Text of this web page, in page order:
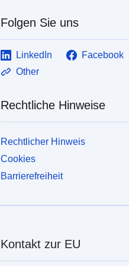
συμπληρωματικής πληροφόρησης
το κάθε σύνολο δεδομένων,
στη χρήση του.​​​​
Folgen Sie uns
LinkedIn Facebook
Other
Rechtliche Hinweise
Rechtlicher Hinweis
Cookies
Barrierefreiheit
Kontakt zur EU